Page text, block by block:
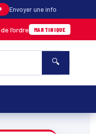
Envoyer une info
04/08 · 11h06
🔍